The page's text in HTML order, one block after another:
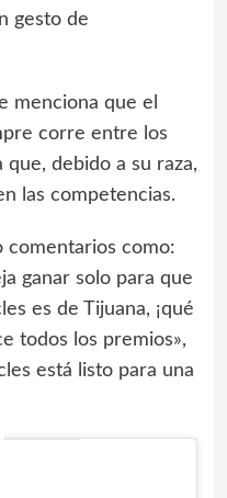
gesto de
menciona que el
corre entre los
debido a su raza,
las competencias.
comentarios como:
ganar solo para que
es de Tijuana, ¡qué
todos los premios»,
está listo para una